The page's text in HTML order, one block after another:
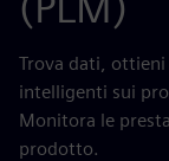
Trova dati,
intelligenti sui
Monitora le
prodotto.